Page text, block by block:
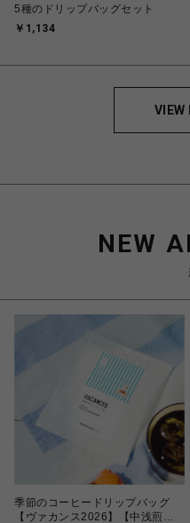
5種のドリップバッグセット
￥1,134
VIEW
NEW
季節のコーヒードリップバッグ
【ヴァカンス2026】【中浅煎り